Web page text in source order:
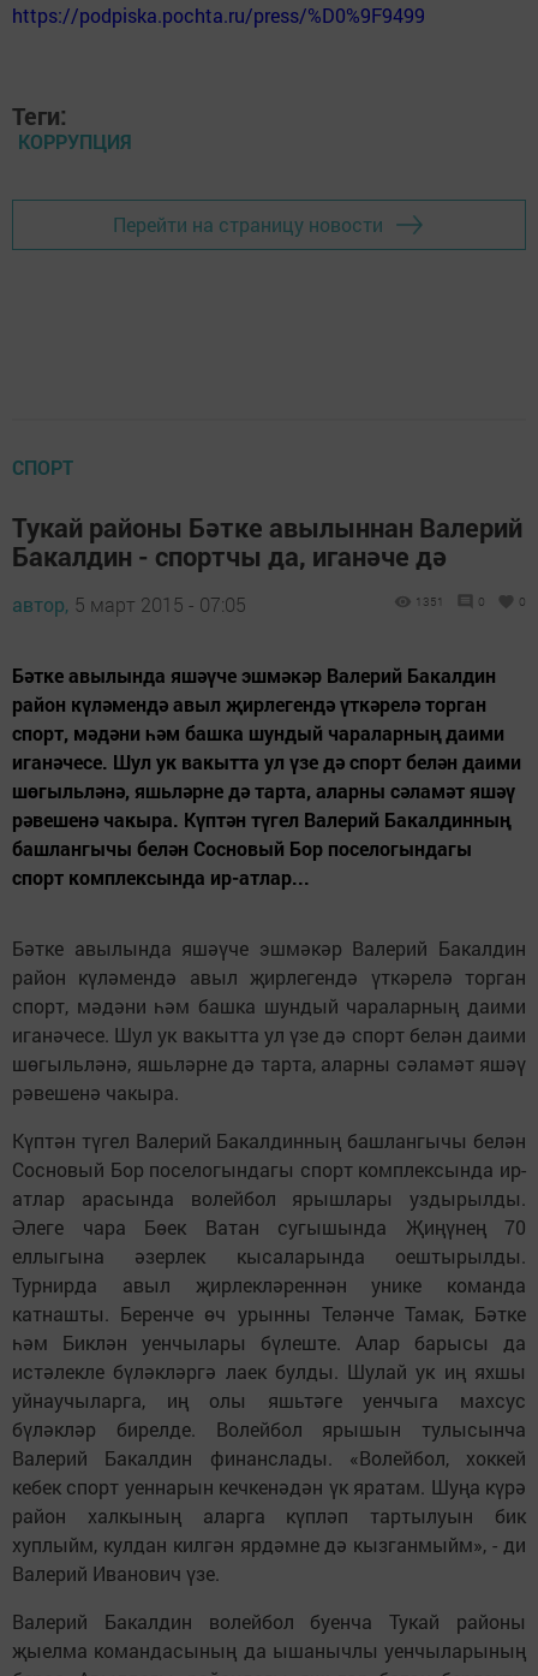
https://podpiska.pochta.ru/press/%D0%9F9499
Теги:
КОРРУПЦИЯ
Перейти на страницу новости
СПОРТ
Тукай районы Бәтке авылыннан Валерий
Бакалдин - спортчы да, иганәче дә
автор, 5 март 2015 - 07:05 1351 0 0
Бәтке авылында яшәүче эшмәкәр Валерий Бакалдин
район күләмендә авыл җирлегендә үткәрелә торган
спорт, мәдәни һәм башка шундый чараларның даими
иганәчесе. Шул ук вакытта ул үзе дә спорт белән даими
шөгыльләнә, яшьләрне дә тарта, аларны сәламәт яшәү
рәвешенә чакыра. Күптән түгел Валерий Бакалдинның
башлангычы белән Сосновый Бор поселогындагы
спорт комплексында ир-атлар...
Бәтке авылында яшәүче эшмәкәр Валерий Бакалдин
район күләмендә авыл җирлегендә үткәрелә торган
спорт, мәдәни һәм башка шундый чараларның даими
иганәчесе. Шул ук вакытта ул үзе дә спорт белән даими
шөгыльләнә, яшьләрне дә тарта, аларны сәламәт яшәү
рәвешенә чакыра.
Күптән түгел Валерий Бакалдинның башлангычы белән
Сосновый Бор поселогындагы спорт комплексында ир-
атлар арасында волейбол ярышлары уздырылды.
Әлеге чара Бөек Ватан сугышында Җиңүнең 70
еллыгына әзерлек кысаларында оештырылды.
Турнирда авыл җирлекләреннән унике команда
катнашты. Беренче өч урынны Теләнче Тамак, Бәтке
һәм Биклән уенчылары бүлеште. Алар барысы да
истәлекле бүләкләргә лаек булды. Шулай ук иң яхшы
уйнаучыларга, иң олы яшьтәге уенчыга махсус
бүләкләр бирелде. Волейбол ярышын тулысынча
Валерий Бакалдин финанслады. «Волейбол, хоккей
кебек спорт уеннарын кечкенәдән үк яратам. Шуңа күрә
район халкының аларга күпләп тартылуын бик
хуплыйм, кулдан килгән ярдәмне дә кызганмыйм», - ди
Валерий Иванович үзе.
Валерий Бакалдин волейбол буенча Тукай районы
җыелма командасының да ышанычлы уенчыларының